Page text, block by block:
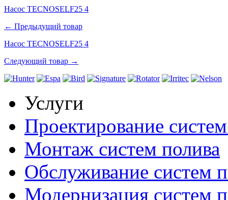
Насос TECNOSELF25 4
← Предыдущий товар
Насос TECNOSELF25 4
Следующий товар →
Услуги
Проектирование
Монтаж систем полива
Обслуживание систем
Модернизация систем